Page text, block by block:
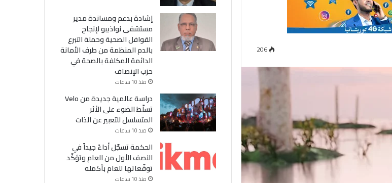
206
إشادة بدعم ومساندة مدير
مستشفى نواذيبو لإنجاح
القوافل الصحية وحملة التبرع
بالدم المنظمة من طرف الأمانة
الدائمة المكلفة بالصحة في
حزب الإنصاف
منذ 10 ساعات
دراسة عالمية جديدة من Velo
تسلّط الضوء على الأثر
المتسلسل للتعبير عن الذات
منذ 10 ساعات
الحكمة تسجّل أداءً جيداً في
النصف الأول من العام وتؤكّد
توقّعاتها للعام بأكمله
منذ 10 ساعات